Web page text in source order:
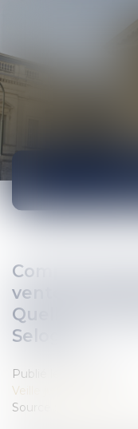
Compromis
vente, acte
Quelles
Seloger
Publié le :
Veille juridique
Source :